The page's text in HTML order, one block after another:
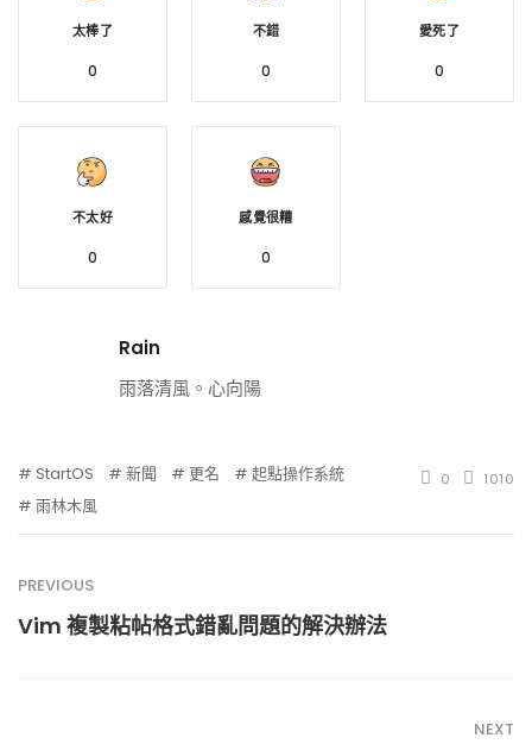
太棒了
0
不錯
0
愛死了
0
不太好
0
感覺很糟
0
Rain
雨落清風。心向陽
StartOS 新聞 更名
起點操作系統
雨林木風
0 1010
PREVIOUS
Vim 複製粘帖格式錯亂問題的解決辦法
NEXT